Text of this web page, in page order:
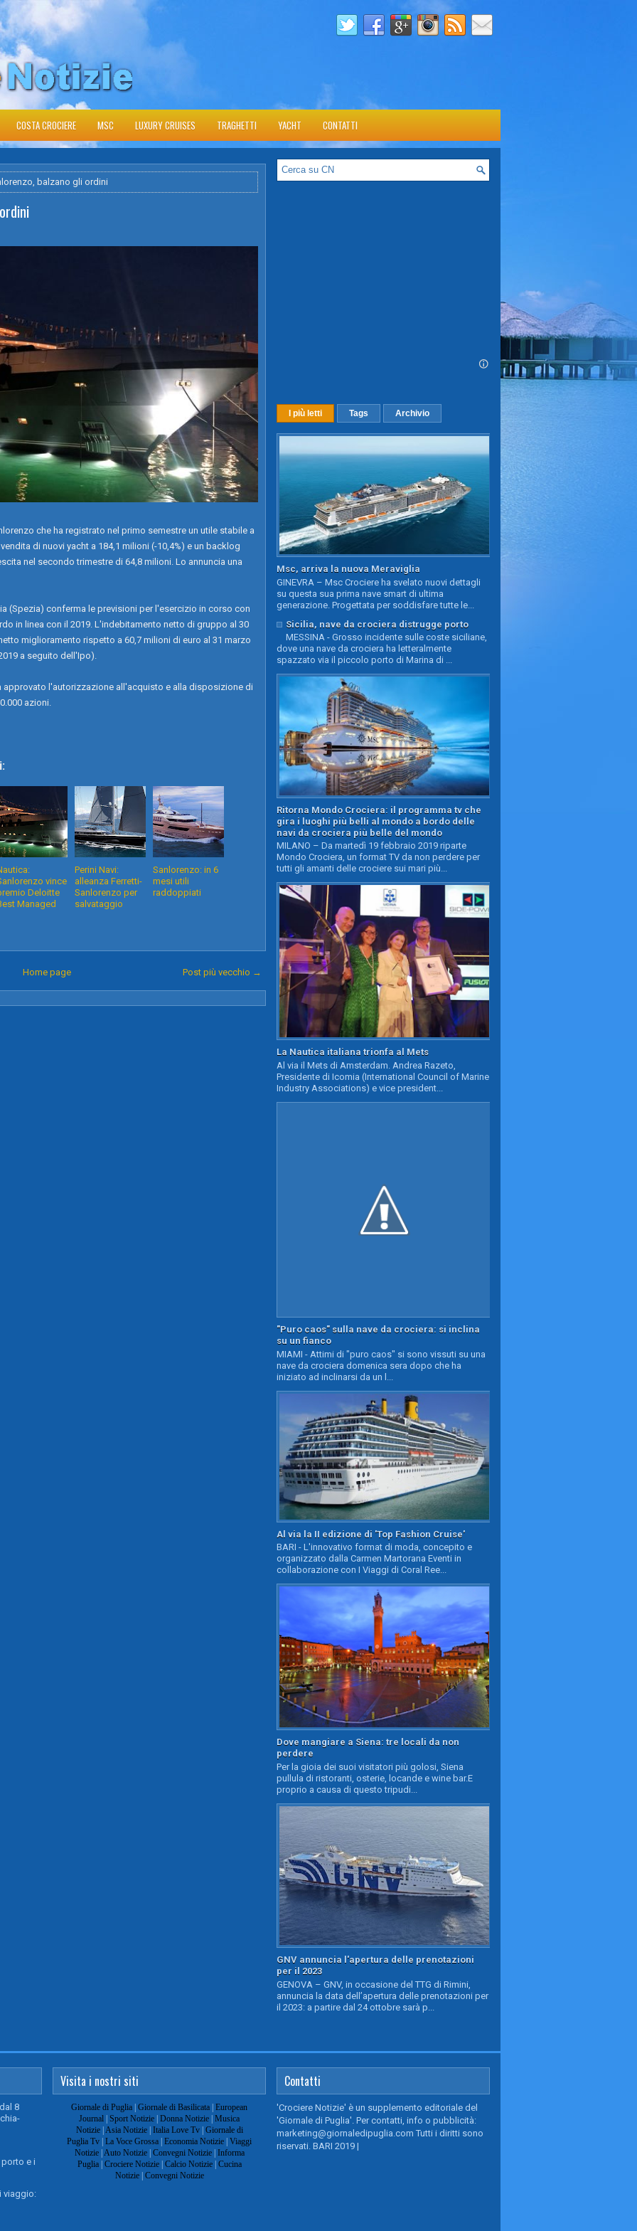
COSTA CROCIERE MSC LUXURY CRUISES TRAGHETTI YACHT CONTATTI
balzano gli ordini
che ha registrato nel primo semestre un utile stabile a
di nuovi yacht a 184,1 milioni (-10,4%) e un backlog
nel secondo trimestre di 64,8 milioni. Lo annuncia una
(Spezia) conferma le previsioni per l'esercizio in corso con
in linea con il 2019. L'indebitamento netto di gruppo al 30
miglioramento rispetto a 60,7 milioni di euro al 31 marzo
a seguito dell'Ipo).
approvato l'autorizzazione all'acquisto e alla disposizione di
azioni.
vince
Deloitte
Managed
Perini Navi:
alleanza Ferretti-
Sanlorenzo per
salvataggio
Sanlorenzo: in 6
mesi utili
raddoppiati
Post più vecchio →
Home page
I più letti Tags Archivio
Msc, arriva la nuova Meraviglia
GINEVRA – Msc Crociere ha svelato nuovi dettagli
su questa sua prima nave smart di ultima
generazione. Progettata per soddisfare tutte le...
Sicilia, nave da crociera distrugge porto
MESSINA - Grosso incidente sulle coste siciliane,
dove una nave da crociera ha letteralmente
spazzato via il piccolo porto di Marina di ...
Ritorna Mondo Crociera: il programma tv che
gira i luoghi più belli al mondo a bordo delle
navi da crociera più belle del mondo
MILANO – Da martedì 19 febbraio 2019 riparte
Mondo Crociera, un format TV da non perdere per
tutti gli amanti delle crociere sui mari più...
La Nautica italiana trionfa al Mets
Al via il Mets di Amsterdam. Andrea Razeto,
Presidente di Icomia (International Council of Marine
Industry Associations) e vice president...
"Puro caos" sulla nave da crociera: si inclina
su un fianco
MIAMI - Attimi di "puro caos" si sono vissuti su una
nave da crociera domenica sera dopo che ha
iniziato ad inclinarsi da un l...
Al via la II edizione di 'Top Fashion Cruise'
BARI - L'innovativo format di moda, concepito e
organizzato dalla Carmen Martorana Eventi in
collaborazione con I Viaggi di Coral Ree...
Dove mangiare a Siena: tre locali da non
perdere
Per la gioia dei suoi visitatori più golosi, Siena
pullula di ristoranti, osterie, locande e wine bar.E
proprio a causa di questo tripudi...
GNV annuncia l'apertura delle prenotazioni
per il 2023
GENOVA – GNV, in occasione del TTG di Rimini,
annuncia la data dell’apertura delle prenotazioni per
il 2023: a partire dal 24 ottobre sarà p...
8
e i
viaggio:
Visita i nostri siti
Giornale di Puglia | Giornale di Basilicata | European
Journal | Sport Notizie | Donna Notizie | Musica
Notizie| Asia Notizie| Italia Love Tv| Giornale di
Puglia Tv | La Voce Grossa | Economia Notizie | Viaggi
Notizie| Auto Notizie| Convegni Notizie| Informa
Puglia| Crociere Notizie| Calcio Notizie| Cucina
Notizie| Convegni Notizie
Contatti
'Crociere Notizie' è un supplemento editoriale del
'Giornale di Puglia'. Per contatti, info o pubblicità:
marketing@giornaledipuglia.com Tutti i diritti sono
riservati. BARI 2019 |